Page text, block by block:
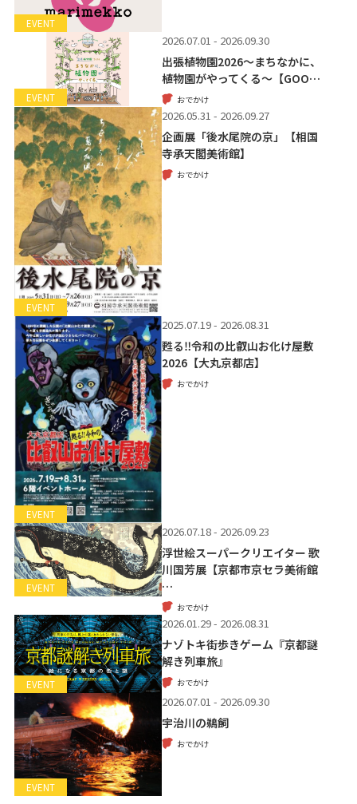
EVENT
EVENT
2026.07.01 - 2026.09.30
出張植物園2026～まちなかに、
植物園がやってくる～【GOO…
おでかけ
EVENT
2026.05.31 - 2026.09.27
企画展「後水尾院の京」【相国
寺承天閣美術館】
おでかけ
EVENT
2025.07.19 - 2026.08.31
甦る‼令和の比叡山お化け屋敷
2026【大丸京都店】
おでかけ
EVENT
2026.07.18 - 2026.09.23
浮世絵スーパークリエイター 歌
川国芳展【京都市京セラ美術館
…
おでかけ
EVENT
2026.01.29 - 2026.08.31
ナゾトキ街歩きゲーム『京都謎
解き列車旅』
おでかけ
EVENT
2026.07.01 - 2026.09.30
宇治川の鵜飼
おでかけ